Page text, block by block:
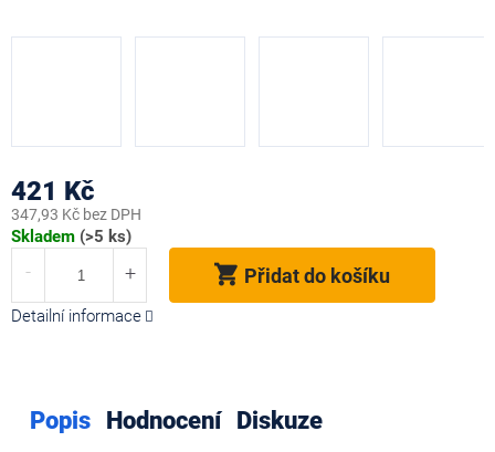
421 Kč
347,93 Kč bez DPH
Měrná
Skladem (>5 ks)
Přidat do košíku
Detailní informace
Popis Hodnocení Diskuze